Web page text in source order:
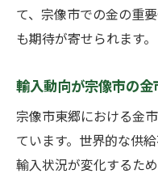
て、宗像市での金の重
も期待が寄せられます。
輸入動向が宗像市の
宗像市東郷における金
ています。世界的な供
輸入状況が変化するた